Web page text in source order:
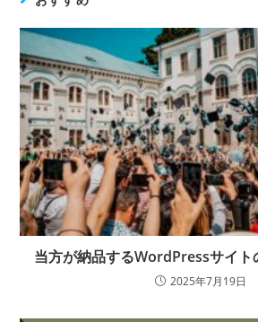
当方が納品するWordPressサイト
2025年7月19日